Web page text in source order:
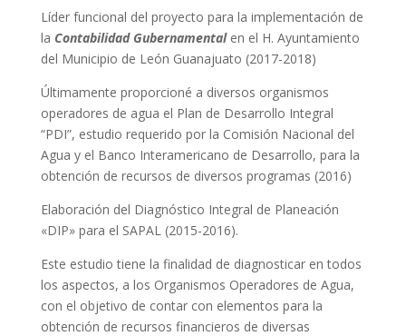
Líder funcional del proyecto para la implementación de
la Contabilidad Gubernamental en el H. Ayuntamiento
del Municipio de León Guanajuato (2017-2018)
Últimamente proporcioné a diversos organismos
operadores de agua el Plan de Desarrollo Integral
“PDI”, estudio requerido por la Comisión Nacional del
Agua y el Banco Interamericano de Desarrollo, para la
obtención de recursos de diversos programas (2016)
Elaboración del Diagnóstico Integral de Planeación
«DIP» para el SAPAL (2015-2016).
Este estudio tiene la finalidad de diagnosticar en todos
los aspectos, a los Organismos Operadores de Agua,
con el objetivo de contar con elementos para la
obtención de recursos financieros de diversas